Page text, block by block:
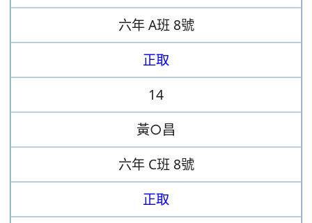
六年 A班 8號
正取
14
黃○昌
六年 C班 8號
正取